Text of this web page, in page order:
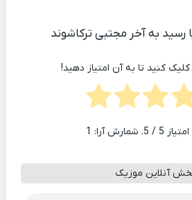
به آخر مجتبی ترکاشوند
کنید تا به آن امتیاز دهید!
5 / 5. شمارش آرا: 1
آنلاین موزیک